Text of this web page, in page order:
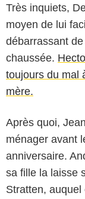
Très inquiets,
moyen de lui
débarrassant
chaussée.
toujours du mal
mère.
Après quoi,
ménager avant
anniversaire.
sa fille la laisse
Stratten, auquel